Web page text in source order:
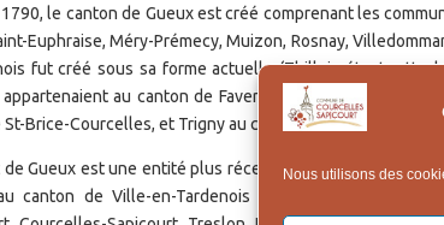
Nous utilisons des
le canton de Gueux est créé comprenant les
Euphraise, Méry-Prémecy, Muizon, Rosnay,
fut créé sous sa forme actuelle (Thillois étant
au canton de Faverolles ; Bouilly et
Brice-Courcelles, et Trigny au canton de Saint-Thierry.
Gueux est une entité plus récente (1973) (1). Il est
canton de Ville-en-Tardenois (les communes de